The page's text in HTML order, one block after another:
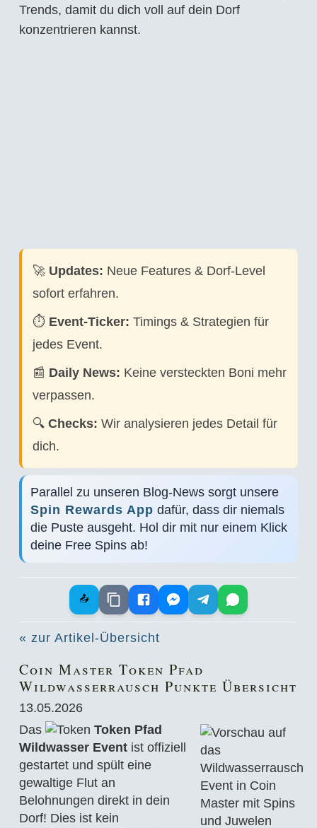
Trends, damit du dich voll auf dein Dorf
konzentrieren kannst.
🚀 Updates: Neue Features & Dorf-Level
sofort erfahren.
⏱️ Event-Ticker: Timings & Strategien für
jedes Event.
📰 Daily News: Keine versteckten Boni mehr
verpassen.
🔍 Checks: Wir analysieren jedes Detail für
dich.
Parallel zu unseren Blog-News sorgt unsere
Spin Rewards App dafür, dass dir niemals
die Puste ausgeht. Hol dir mit nur einem Klick
deine Free Spins ab!
📤
« zur Artikel-Übersicht
Coin Master Token Pfad
Wildwasserrausch Punkte Übersicht
13.05.2026
Das
Token Pfad
Wildwasser Eventist offiziell
gestartet und spült eine
gewaltige Flut an
Belohnungen direkt in dein
Dorf! Dies ist kein